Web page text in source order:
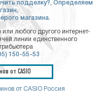
подделку?, Определяем
магазина.
любого другого интернет-
линии единственного
150-55-53
от CASIO
от CASIO Россия